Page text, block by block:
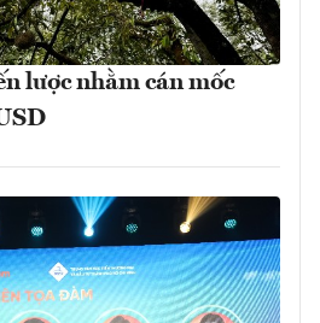
lược nhằm cán mốc